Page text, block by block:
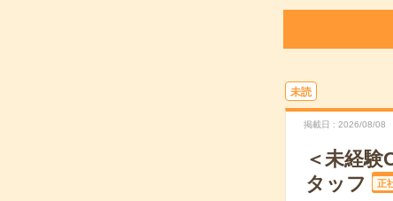
未読
掲載日 2026/08/08
＜未経験
タッフ
正